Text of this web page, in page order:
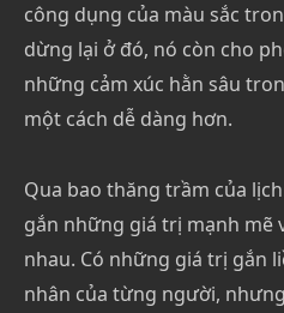
công dụng của màu sắc
dừng lại ở đó, nó còn cho
những cảm xúc hằn sâu
một cách dễ dàng hơn.
Qua bao thăng trầm của
gắn những giá trị mạnh mẽ
nhau. Có những giá trị gắn
nhân của từng người,